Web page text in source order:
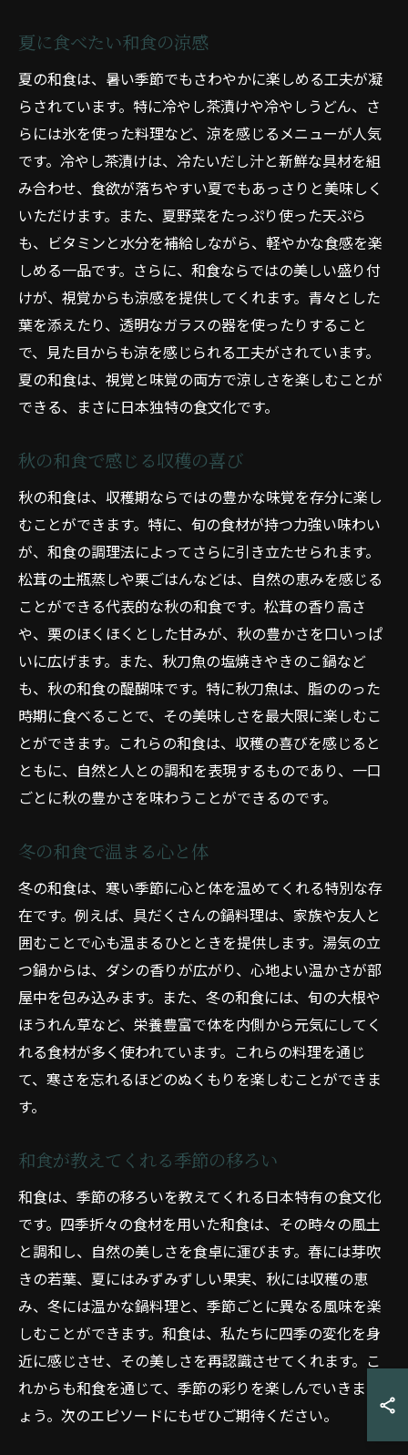
夏に食べたい和食の涼感
夏の和食は、暑い季節でもさわやかに楽しめる工夫が凝
らされています。特に冷やし茶漬けや冷やしうどん、さ
らには氷を使った料理など、涼を感じるメニューが人気
です。冷やし茶漬けは、冷たいだし汁と新鮮な具材を組
み合わせ、食欲が落ちやすい夏でもあっさりと美味しく
いただけます。また、夏野菜をたっぷり使った天ぷら
も、ビタミンと水分を補給しながら、軽やかな食感を楽
しめる一品です。さらに、和食ならではの美しい盛り付
けが、視覚からも涼感を提供してくれます。青々とした
葉を添えたり、透明なガラスの器を使ったりすること
で、見た目からも涼を感じられる工夫がされています。
夏の和食は、視覚と味覚の両方で涼しさを楽しむことが
できる、まさに日本独特の食文化です。
秋の和食で感じる収穫の喜び
秋の和食は、収穫期ならではの豊かな味覚を存分に楽し
むことができます。特に、旬の食材が持つ力強い味わい
が、和食の調理法によってさらに引き立たせられます。
松茸の土瓶蒸しや栗ごはんなどは、自然の恵みを感じる
ことができる代表的な秋の和食です。松茸の香り高さ
や、栗のほくほくとした甘みが、秋の豊かさを口いっぱ
いに広げます。また、秋刀魚の塩焼きやきのこ鍋など
も、秋の和食の醍醐味です。特に秋刀魚は、脂ののった
時期に食べることで、その美味しさを最大限に楽しむこ
とができます。これらの和食は、収穫の喜びを感じると
ともに、自然と人との調和を表現するものであり、一口
ごとに秋の豊かさを味わうことができるのです。
冬の和食で温まる心と体
冬の和食は、寒い季節に心と体を温めてくれる特別な存
在です。例えば、具だくさんの鍋料理は、家族や友人と
囲むことで心も温まるひとときを提供します。湯気の立
つ鍋からは、ダシの香りが広がり、心地よい温かさが部
屋中を包み込みます。また、冬の和食には、旬の大根や
ほうれん草など、栄養豊富で体を内側から元気にしてく
れる食材が多く使われています。これらの料理を通じ
て、寒さを忘れるほどのぬくもりを楽しむことができま
す。
和食が教えてくれる季節の移ろい
和食は、季節の移ろいを教えてくれる日本特有の食文化
です。四季折々の食材を用いた和食は、その時々の風土
と調和し、自然の美しさを食卓に運びます。春には芽吹
きの若葉、夏にはみずみずしい果実、秋には収穫の恵
み、冬には温かな鍋料理と、季節ごとに異なる風味を楽
しむことができます。和食は、私たちに四季の変化を身
近に感じさせ、その美しさを再認識させてくれます。こ
れからも和食を通じて、季節の彩りを楽しんでいきまし
ょう。次のエピソードにもぜひご期待ください。